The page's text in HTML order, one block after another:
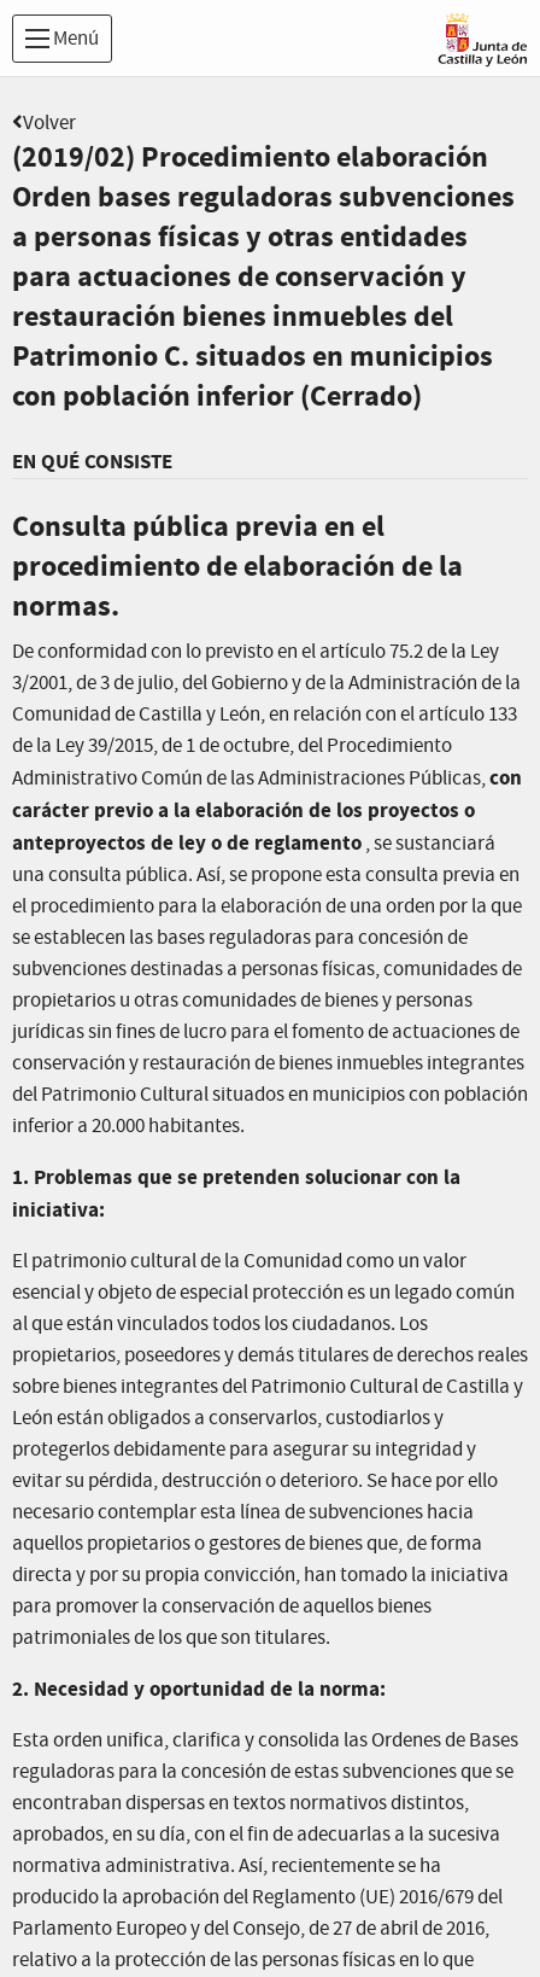
Menú
Volver
(2019/02) Procedimiento elaboración
Orden bases reguladoras subvenciones
a personas físicas y otras entidades
para actuaciones de conservación y
restauración bienes inmuebles del
Patrimonio C. situados en municipios
con población inferior (Cerrado)
EN QUÉ CONSISTE
Consulta pública previa en el
procedimiento de elaboración de la
normas.
De conformidad con lo previsto en el artículo 75.2 de la Ley
3/2001, de 3 de julio, del Gobierno y de la Administración de la
Comunidad de Castilla y León, en relación con el artículo 133
de la Ley 39/2015, de 1 de octubre, del Procedimiento
Administrativo Común de las Administraciones Públicas,con
carácter previo a la elaboración de los proyectos o
anteproyectos de ley o de reglamento, se sustanciará
una consulta pública. Así, se propone esta consulta previa en
el procedimiento para la elaboración de una orden por la que
se establecen las bases reguladoras para concesión de
subvenciones destinadas a personas físicas, comunidades de
propietarios u otras comunidades de bienes y personas
jurídicas sin fines de lucro para el fomento de actuaciones de
conservación y restauración de bienes inmuebles integrantes
del Patrimonio Cultural situados en municipios con población
inferior a 20.000 habitantes.
1. Problemas que se pretenden solucionar con la
iniciativa:
El patrimonio cultural de la Comunidad como un valor
esencial y objeto de especial protección es un legado común
al que están vinculados todos los ciudadanos. Los
propietarios, poseedores y demás titulares de derechos reales
sobre bienes integrantes del Patrimonio Cultural de Castilla y
León están obligados a conservarlos, custodiarlos y
protegerlos debidamente para asegurar su integridad y
evitar su pérdida, destrucción o deterioro. Se hace por ello
necesario contemplar esta línea de subvenciones hacia
aquellos propietarios o gestores de bienes que, de forma
directa y por su propia convicción, han tomado la iniciativa
para promover la conservación de aquellos bienes
patrimoniales de los que son titulares.
2. Necesidad y oportunidad de la norma:
Esta orden unifica, clarifica y consolida las Ordenes de Bases
reguladoras para la concesión de estas subvenciones que se
encontraban dispersas en textos normativos distintos,
aprobados, en su día, con el fin de adecuarlas a la sucesiva
normativa administrativa. Así, recientemente se ha
producido la aprobación del Reglamento (UE) 2016/679 del
Parlamento Europeo y del Consejo, de 27 de abril de 2016,
relativo a la protección de las personas físicas en lo que